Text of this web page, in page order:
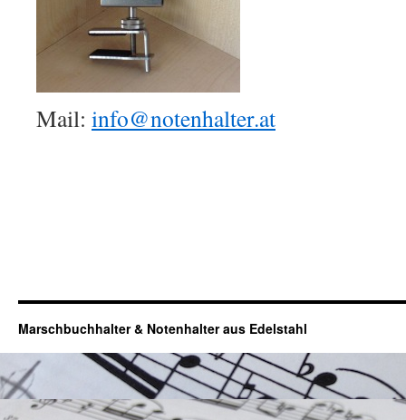
Mail: info@notenhalter.at
Marschbuchhalter & Notenhalter aus Edelstahl